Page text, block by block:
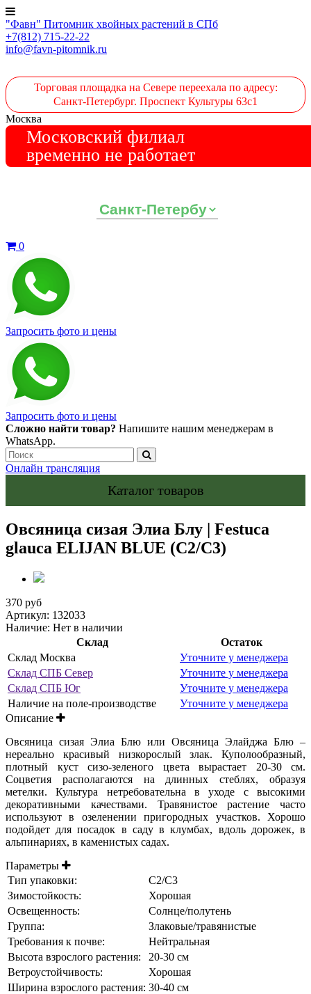
"Фавн" Питомник хвойных растений в СПб
+7(812) 715-22-22
info@favn-pitomnik.ru
Торговая площадка на Севере переехала по адресу:
Санкт-Петербург. Проспект Культуры 63с1
Москва
Московский филиал
временно не работает
0
Запросить фото и цены
Запросить фото и цены
Сложно найти товар? Напишите нашим менеджерам в
WhatsApp.
Онлайн трансляция
Каталог товаров
Овсяница сизая Элиа Блу | Festuca
glauca ELIJAN BLUE (С2/С3)
370 руб
Артикул: 132033
Наличие: Нет в наличии
Склад
Остаток
Склад Москва
Уточните у менеджера
Склад СПБ Север
Уточните у менеджера
Склад СПБ Юг
Уточните у менеджера
Наличие на поле-производстве
Уточните у менеджера
Описание
Овсяница сизая Элиа Блю или Овсяница Элайджа Блю –
нереально красивый низкорослый злак. Куполообразный,
плотный куст сизо-зеленого цвета вырастает 20-30 см.
Соцветия располагаются на длинных стеблях, образуя
метелки. Культура нетребовательна в уходе с высокими
декоративными качествами. Травянистое растение часто
используют в озеленении пригородных участков. Хорошо
подойдет для посадок в саду в клумбах, вдоль дорожек, в
альпинариях, в каменистых садах.
Параметры
Тип упаковки:
С2/С3
Зимостойкость:
Хорошая
Освещенность:
Солнце/полутень
Группа:
Злаковые/травянистые
Требования к почве:
Нейтральная
Высота взрослого растения:
20-30 см
Ветроустойчивость:
Хорошая
Ширина взрослого растения: 30-40 см